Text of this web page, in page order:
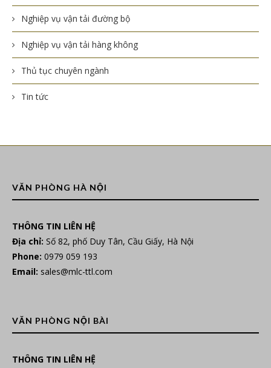
Nghiệp vụ vận tải đường bộ
Nghiệp vụ vận tải hàng không
Thủ tục chuyên ngành
Tin tức
VĂN PHÒNG HÀ NỘI
THÔNG TIN LIÊN HỆ
Địa chỉ: Số 82, phố Duy Tân, Cầu Giấy, Hà Nội
Phone: 0979 059 193
Email: sales@mlc-ttl.com
VĂN PHÒNG NỘI BÀI
THÔNG TIN LIÊN HỆ